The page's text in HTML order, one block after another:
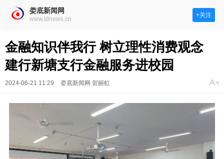
娄底新闻网
www.ldnews.cn
+关注
金融知识伴我行 树立理性消费观念
建行新塘支行金融服务进校园
2024-06-21 11:29 娄底新闻网 贺丽虹